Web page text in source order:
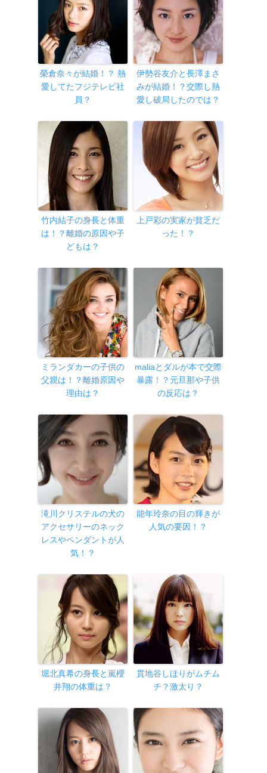
榮倉奈々が結婚！？ 熱
愛してたフジテレビ社
員？
伊勢谷友介と長澤まさ
みが結婚！？交際し熱
愛し破局したのでは？
竹内結子の身長と体重
は！？離婚の原因や子
どもは？
上戸彩の実家が貧乏だ
った！？
ミランダカーの子供の
父親は！？離婚原因や
理由は？
maliaとダルが本で交際
暴露！？元旦那や子供
の反応は？
滝川クリステルの犬の
アクセサリーのネック
レスやペンダントが人
気！？
能年玲奈の目の輝きが
人気の要因！？
堀北真希の身長と嵐櫻
井翔の体重は？
貫地谷しほりがムチム
チ？激太り？